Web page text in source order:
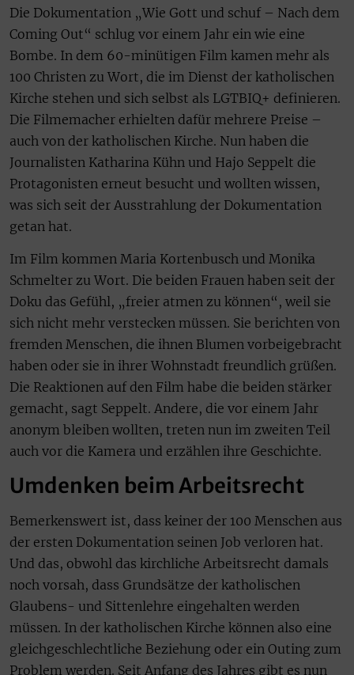
Die Dokumentation „Wie Gott und schuf – Nach dem
Coming Out“ schlug vor einem Jahr ein wie eine
Bombe. In dem 60-minütigen Film kamen mehr als
100 Christen zu Wort, die im Dienst der katholischen
Kirche stehen und sich selbst als LGTBIQ+ definieren.
Die Filmemacher erhielten dafür mehrere Preise –
auch von der katholischen Kirche. Nun haben die
Journalisten Katharina Kühn und Hajo Seppelt die
Protagonisten erneut besucht und wollten wissen,
was sich seit der Ausstrahlung der Dokumentation
getan hat.
Im Film kommen Maria Kortenbusch und Monika
Schmelter zu Wort. Die beiden Frauen haben seit der
Doku das Gefühl, „freier atmen zu können“, weil sie
sich nicht mehr verstecken müssen. Sie berichten von
fremden Menschen, die ihnen Blumen vorbeigebracht
haben oder sie in ihrer Wohnstadt freundlich grüßen.
Die Reaktionen auf den Film habe die beiden stärker
gemacht, sagt Seppelt. Andere, die vor einem Jahr
anonym bleiben wollten, treten nun im zweiten Teil
auch vor die Kamera und erzählen ihre Geschichte.
Umdenken beim Arbeitsrecht
Bemerkenswert ist, dass keiner der 100 Menschen aus
der ersten Dokumentation seinen Job verloren hat.
Und das, obwohl das kirchliche Arbeitsrecht damals
noch vorsah, dass Grundsätze der katholischen
Glaubens- und Sittenlehre eingehalten werden
müssen. In der katholischen Kirche können also eine
gleichgeschlechtliche Beziehung oder ein Outing zum
Problem werden. Seit Anfang des Jahres gibt es nun